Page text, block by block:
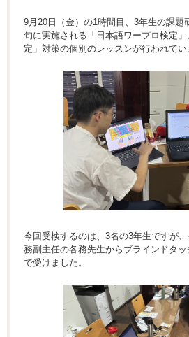
9月20日（金）の1時間目、3年生の課題
旬に実施される「日本語ワープロ検定
定」対策の個別のレッスンが行われてい
今回受検するのは、3名の3年生ですが
務副主任の各務先生からブラインドタ
で受けました。